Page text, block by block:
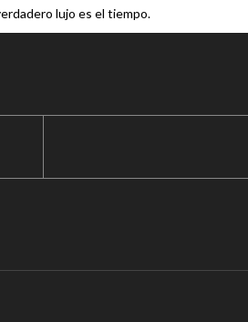
lujo es el tiempo.